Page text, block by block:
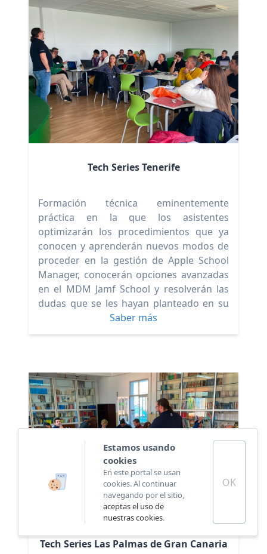
Tech Series Tenerife
Formación técnica eminentemente
práctica en la que los asistentes
optimizarán los procedimientos que ya
conocen y aprenderán nuevos modos de
proceder en la gestión de Apple School
Manager, conocerán opciones avanzadas
en el MDM Jamf School y resolverán las
dudas que se les hayan planteado en su
experiencia en estas gestiones.
Saber más
Tech Series Las Palmas de Gran Canaria
Estamos usando
cookies
En este portal se usan
cookies. Al continuar
navegando por el sitio,
aceptas el uso de
nuestras cookies.
OK